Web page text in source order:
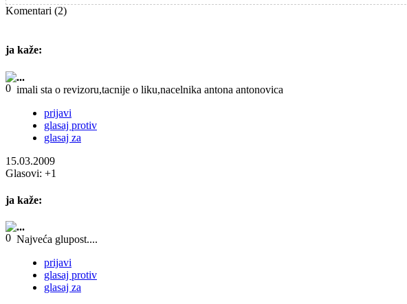
Komentari (2)
ja kaže:
...
imali sta o revizoru,tacnije o liku,nacelnika antona antonovica
prijavi
glasaj protiv
glasaj za
15.03.2009
Glasovi: +1
ja kaže:
...
Najveća glupost....
prijavi
glasaj protiv
glasaj za